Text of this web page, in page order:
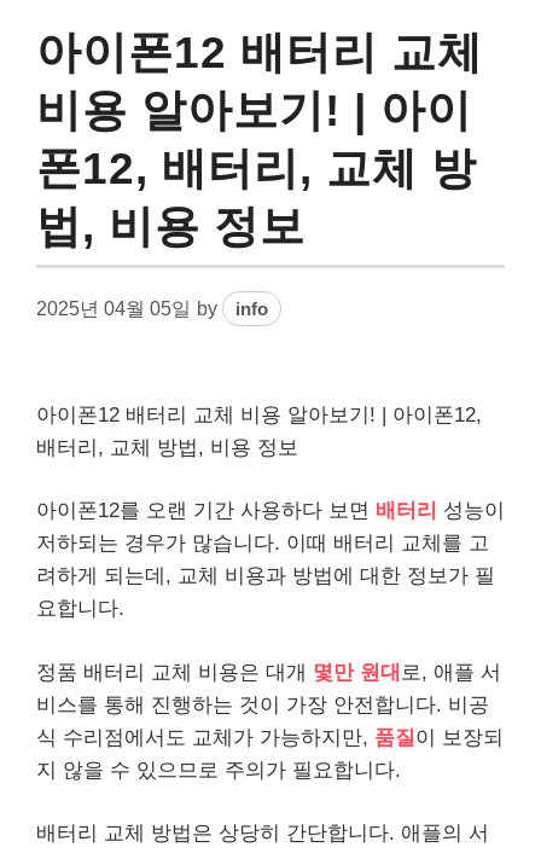
아이폰12 배터리 교체
비용 알아보기! | 아이
폰12, 배터리, 교체 방
법, 비용 정보
2025년 04월 05일 by info
아이폰12 배터리 교체 비용 알아보기! | 아이폰12,
배터리, 교체 방법, 비용 정보
아이폰12를 오랜 기간 사용하다 보면 배터리 성능이
저하되는 경우가 많습니다. 이때 배터리 교체를 고
려하게 되는데, 교체 비용과 방법에 대한 정보가 필
요합니다.
정품 배터리 교체 비용은 대개 몇만 원대 로, 애플 서
비스를 통해 진행하는 것이 가장 안전합니다. 비공
식 수리점에서도 교체가 가능하지만, 품질 이 보장되
지 않을 수 있으므로 주의가 필요합니다.
배터리 교체 방법은 상당히 간단합니다. 애플의 서